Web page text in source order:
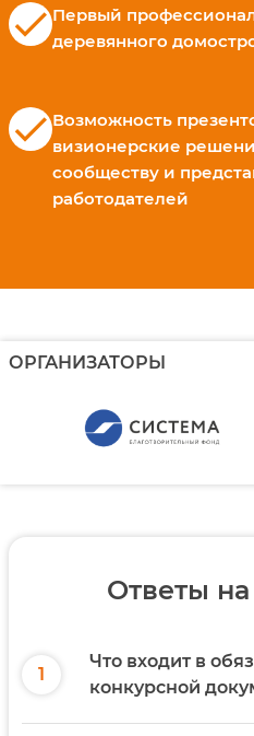
checkПервый
деревянного
checkВозможность
визионерские
сообществу и
работодателей
ОРГАНИЗАТОРЫ
Ответы
Что входит в
конкурсной